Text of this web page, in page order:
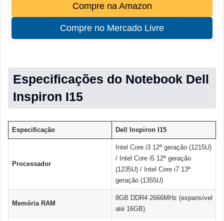
Compre na Amazon
Compre no Mercado Livre
Especificações do Notebook Dell
Inspiron I15
Especificação Dell Inspiron I15
Processador
Intel Core i3 12ª geração (1215U)
/ Intel Core i5 12ª geração
(1235U) / Intel Core i7 13ª
geração (1355U)
Memória RAM
8GB DDR4 2666MHz (expansível
até 16GB)